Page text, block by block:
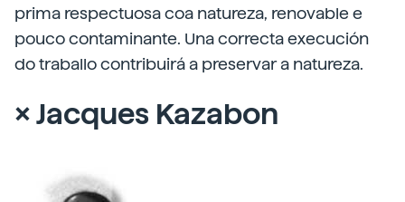
prima respectuosa coa natureza, renovable e
pouco contaminante. Una correcta execución
do traballo contribuirá a preservar a natureza.
× Jacques Kazabon